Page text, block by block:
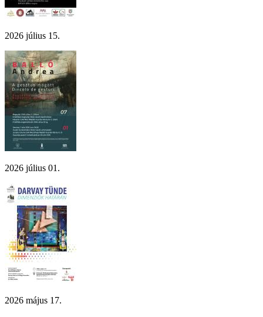
2026 július 15.
2026 július 01.
2026 május 17.